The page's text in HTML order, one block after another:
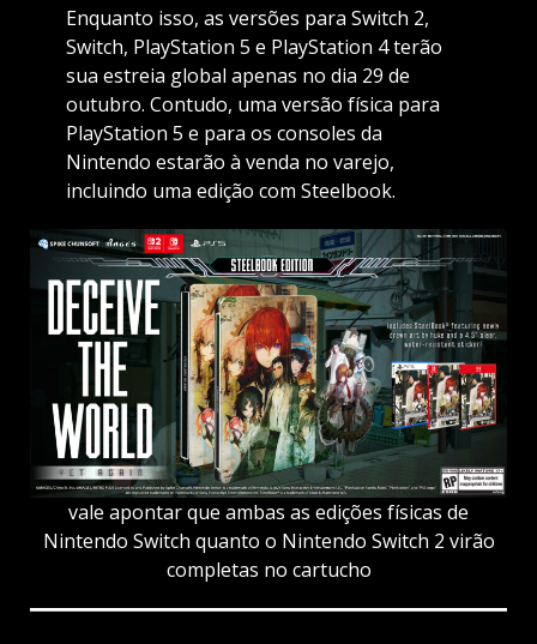
Enquanto isso, as versões para Switch 2,
Switch, PlayStation 5 e PlayStation 4 terão
sua estreia global apenas no dia 29 de
outubro. Contudo, uma versão física para
PlayStation 5 e para os consoles da
Nintendo estarão à venda no varejo,
incluindo uma edição com Steelbook.
vale apontar que ambas as edições físicas de
Nintendo Switch quanto o Nintendo Switch 2 virão
completas no cartucho